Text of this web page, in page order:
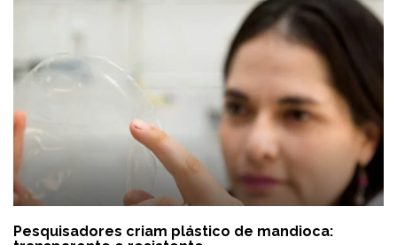
Pesquisadores criam plástico de mandioca: